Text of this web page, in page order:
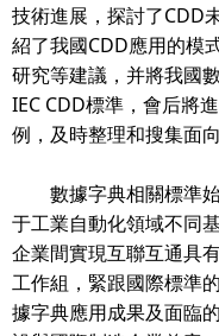
技術進展，探討了CDD
紹了我國CDD應用的模
研究等建議，并將我國
IEC CDD標準，會后將
例，及時整理和搜集面
數據字典相關標準始
于工業自動化領域不同
企業間實現互聯互通具
工作組，緊跟國際標準
據字典應用成果及面臨